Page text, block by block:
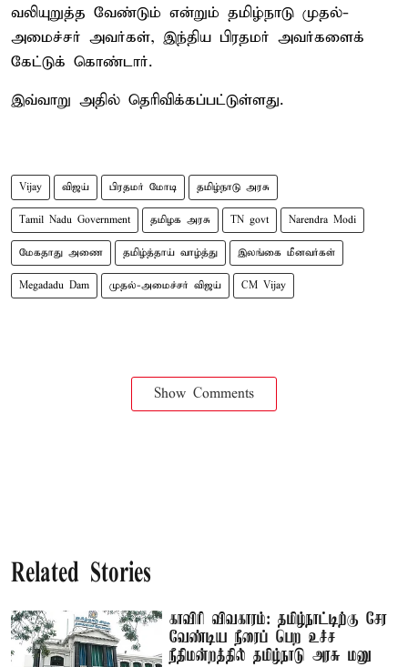
வலியுறுத்த வேண்டும் என்றும் தமிழ்நாடு முதல்-
அமைச்சர் அவர்கள், இந்திய பிரதமர் அவர்களைக்
கேட்டுக் கொண்டார்.
இவ்வாறு அதில் தெரிவிக்கப்பட்டுள்ளது.
Vijay விஜய் பிரதமர் மோடி தமிழ்நாடு அரசு
Tamil Nadu Government தமிழக அரசு TN govt Narendra Modi
மேகதாது அணை தமிழ்த்தாய் வாழ்த்து இலங்கை மீனவர்கள்
Megadadu Dam முதல்-அமைச்சர் விஜய் CM Vijay
Show Comments
Related Stories
காவிரி விவகாரம்: தமிழ்நாட்டிற்கு சேர
வேண்டிய நீரைப் பெற உச்ச
நீதிமன்றத்தில் தமிழ்நாடு அரசு மனு